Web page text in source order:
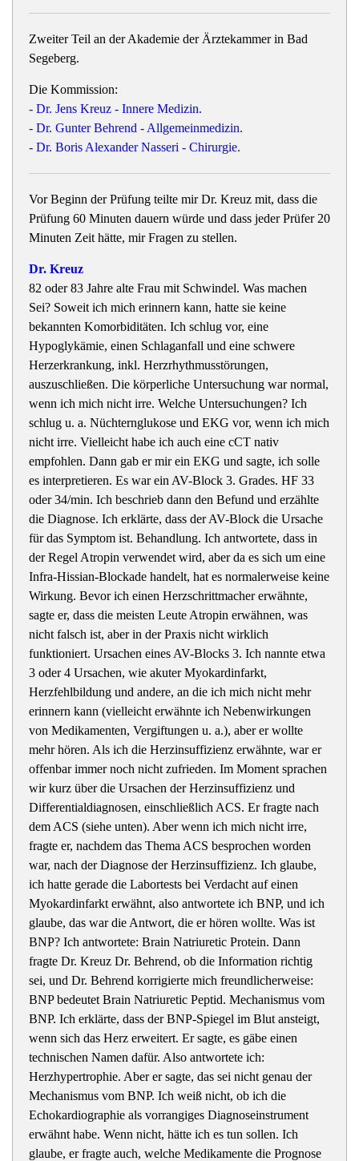
Zweiter Teil an der Akademie der Ärztekammer in Bad
Segeberg.
Die Kommission:
- Dr. Jens Kreuz - Innere Medizin.
- Dr. Gunter Behrend - Allgemeinmedizin.
- Dr. Boris Alexander Nasseri - Chirurgie.
Vor Beginn der Prüfung teilte mir Dr. Kreuz mit, dass die
Prüfung 60 Minuten dauern würde und dass jeder Prüfer 20
Minuten Zeit hätte, mir Fragen zu stellen.
Dr. Kreuz
82 oder 83 Jahre alte Frau mit Schwindel. Was machen
Sei? Soweit ich mich erinnern kann, hatte sie keine
bekannten Komorbiditäten. Ich schlug vor, eine
Hypoglykämie, einen Schlaganfall und eine schwere
Herzerkrankung, inkl. Herzrhythmusstörungen,
auszuschließen. Die körperliche Untersuchung war normal,
wenn ich mich nicht irre. Welche Untersuchungen? Ich
schlug u. a. Nüchternglukose und EKG vor, wenn ich mich
nicht irre. Vielleicht habe ich auch eine cCT nativ
empfohlen. Dann gab er mir ein EKG und sagte, ich solle
es interpretieren. Es war ein AV-Block 3. Grades. HF 33
oder 34/min. Ich beschrieb dann den Befund und erzählte
die Diagnose. Ich erklärte, dass der AV-Block die Ursache
für das Symptom ist. Behandlung. Ich antwortete, dass in
der Regel Atropin verwendet wird, aber da es sich um eine
Infra-Hissian-Blockade handelt, hat es normalerweise keine
Wirkung. Bevor ich einen Herzschrittmacher erwähnte,
sagte er, dass die meisten Leute Atropin erwähnen, was
nicht falsch ist, aber in der Praxis nicht wirklich
funktioniert. Ursachen eines AV-Blocks 3. Ich nannte etwa
3 oder 4 Ursachen, wie akuter Myokardinfarkt,
Herzfehlbildung und andere, an die ich mich nicht mehr
erinnern kann (vielleicht erwähnte ich Nebenwirkungen
von Medikamenten, Vergiftungen u. a.), aber er wollte
mehr hören. Als ich die Herzinsuffizienz erwähnte, war er
offenbar immer noch nicht zufrieden. Im Moment sprachen
wir kurz über die Ursachen der Herzinsuffizienz und
Differentialdiagnosen, einschließlich ACS. Er fragte nach
dem ACS (siehe unten). Aber wenn ich mich nicht irre,
fragte er, nachdem das Thema ACS besprochen worden
war, nach der Diagnose der Herzinsuffizienz. Ich glaube,
ich hatte gerade die Labortests bei Verdacht auf einen
Myokardinfarkt erwähnt, also antwortete ich BNP, und ich
glaube, das war die Antwort, die er hören wollte. Was ist
BNP? Ich antwortete: Brain Natriuretic Protein. Dann
fragte Dr. Kreuz Dr. Behrend, ob die Information richtig
sei, und Dr. Behrend korrigierte mich freundlicherweise:
BNP bedeutet Brain Natriuretic Peptid. Mechanismus vom
BNP. Ich erklärte, dass der BNP-Spiegel im Blut ansteigt,
wenn sich das Herz erweitert. Er sagte, es gäbe einen
technischen Namen dafür. Also antwortete ich:
Herzhypertrophie. Aber er sagte, das sei nicht genau der
Mechanismus vom BNP. Ich weiß nicht, ob ich die
Echokardiographie als vorrangiges Diagnoseinstrument
erwähnt habe. Wenn nicht, hätte ich es tun sollen. Ich
glaube, er fragte auch, welche Medikamente die Prognose